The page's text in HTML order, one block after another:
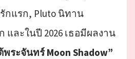
กแรก, Pluto นิทาน
และในปี 2026 เธอมีผลงาน
พระจันทร์ Moon Shadow”